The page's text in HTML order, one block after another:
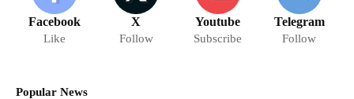
Facebook
Like
X
Follow
Youtube
Subscribe
Telegram
Follow
Popular News